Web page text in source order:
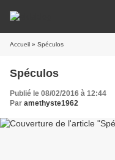
Accueil » Spéculos
Spéculos
Publié le 08/02/2016 à 12:44
Par amethyste1962